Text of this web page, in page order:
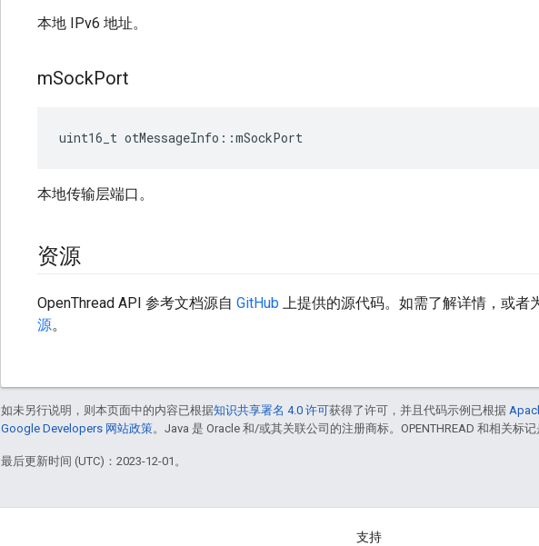
本地 IPv6 地址。
mSockPort
uint16_t otMessageInfo ::mSockPort
本地传输层端口。
资源
OpenThread API 参考文档源自 GitHub 上提供的源代码。如需了解详情，或者
源。
如未另行说明，则本页面中的内容已根据知识共享署名 4.0 许可获得了许可，并且代码示例已根据
Google Developers 网站政策。Java 是 Oracle 和/或其关联公司的注册商标。OPENTHREAD 和相关标
最后更新时间 (UTC)：2023-12-01。
支持